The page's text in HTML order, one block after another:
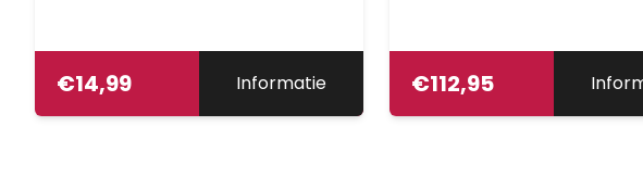
€14,99 Informatie €112,95